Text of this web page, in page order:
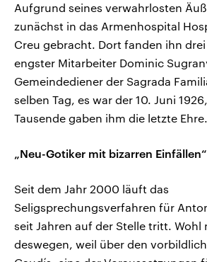
Aufgrund seines verwahrlosten
zunächst in das Armenhospital
Creu gebracht. Dort fanden ihn drei
engster Mitarbeiter Dominic
Gemeindediener der Sagrada
selben Tag, es war der 10. Juni
Tausende gaben ihm die letzte Ehre.
„Neu-Gotiker mit bizarren Einfällen“
Seit dem Jahr 2000 läuft das
Seligsprechungsverfahren für
seit Jahren auf der Stelle tritt. Wohl
deswegen, weil über den